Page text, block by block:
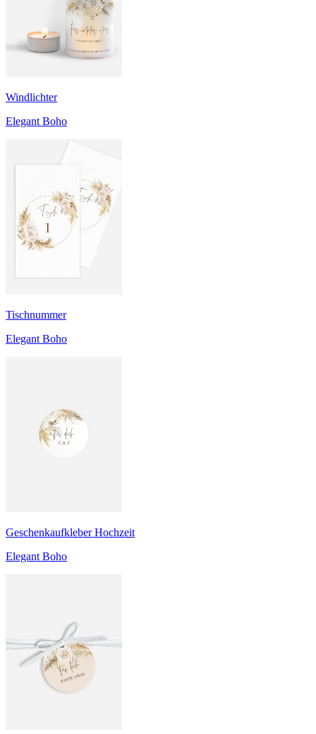
Windlichter
Elegant Boho
Tischnummer
Elegant Boho
Geschenkaufkleber Hochzeit
Elegant Boho